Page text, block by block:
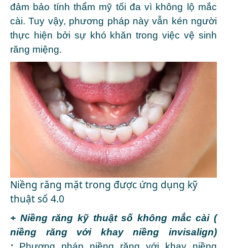
đảm bảo tính thẩm mỹ tối đa vì không lộ mắc
cài. Tuy vậy, phương pháp này vẫn kén người
thực hiện bởi sự khó khăn trong việc vệ sinh
răng miệng.
Niềng răng mặt trong được ứng dụng kỹ
thuật số 4.0
+ Niềng răng kỹ thuật số không mắc cài (
niềng răng với khay niềng invisalign)